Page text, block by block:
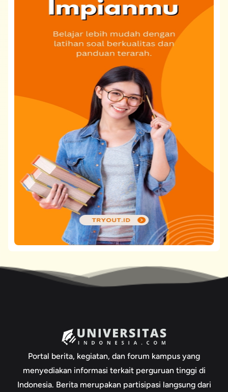
Portal berita, kegiatan, dan forum kampus yang
menyediakan informasi terkait perguruan tinggi di
Indonesia. Berita merupakan partisipasi langsung dari